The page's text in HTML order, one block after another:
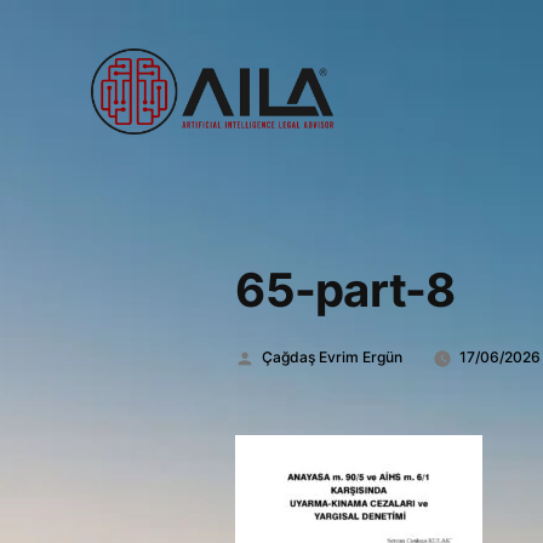
65-part-8
Gönderen:
Çağdaş Evrim Ergün 17/06/2026